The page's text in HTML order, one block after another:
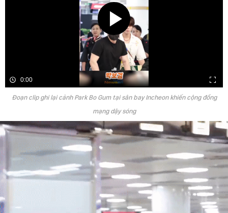
0:00
Đoạn clip ghi lại cảnh Park Bo Gum tại sân bay Incheon khiến cộng đồng
mạng dậy sóng